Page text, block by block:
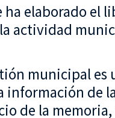
ha elaborado el
la actividad
municipal es
información de
de la